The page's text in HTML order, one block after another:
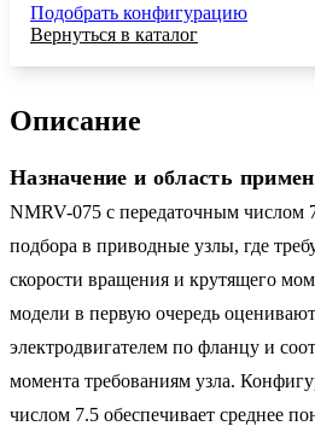
Подобрать конфигурацию
Вернуться в каталог
Описание
Назначение и область
NMRV-075 с передаточным числом
подбора в приводные узлы, где
скорости вращения и крутящего
модели в первую очередь
электродвигателем по фланцу и
момента требованиям узла.
числом 7.5 обеспечивает среднее